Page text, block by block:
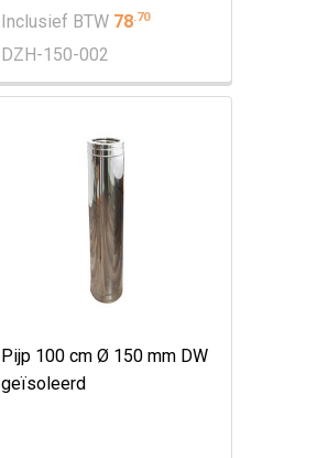
Inclusief BTW 78.70
DZH-150-002
Pijp 100 cm Ø 150 mm DW
geïsoleerd